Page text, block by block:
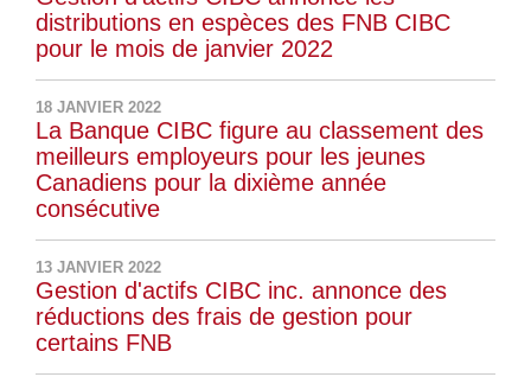
distributions en espèces des FNB CIBC
pour le mois de janvier 2022
18 JANVIER 2022
La Banque CIBC figure au classement des
meilleurs employeurs pour les jeunes
Canadiens pour la dixième année
consécutive
13 JANVIER 2022
Gestion d'actifs CIBC inc. annonce des
réductions des frais de gestion pour
certains FNB